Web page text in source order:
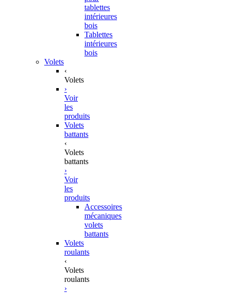
tablettes
intérieures
bois
Tablettes
intérieures
bois
Volets
‹
Volets
›
Voir
les
produits
Volets
battants
‹
Volets
battants
›
Voir
les
produits
Accessoires
mécaniques
volets
battants
Volets
roulants
‹
Volets
roulants
›